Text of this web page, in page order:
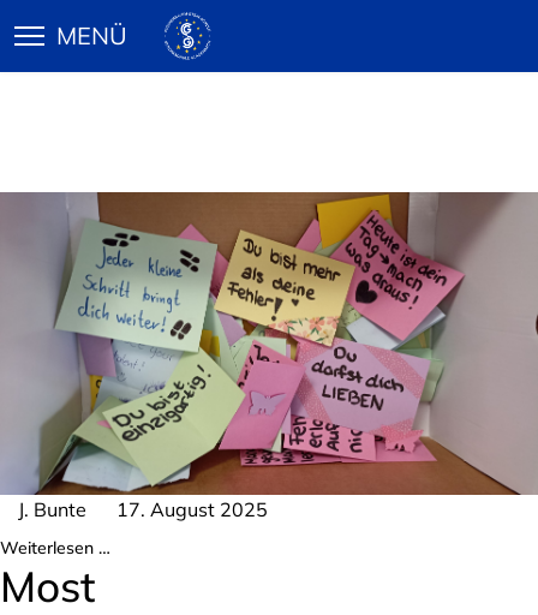
J. Bunte 17. August 2025
Weiterlesen …
Most